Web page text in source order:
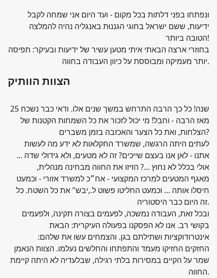
ונפתחו בפני דלתות בכל מקום - ועד היום אני שמחה לקבל
ידיעות, ששם ישראל בחוגי הגננוּת באנגליה נהיה להמלצה
הטובה ביותר!
בחוזרי ארצה הבאתי איתי מטען עשיר של ידיעות ובעיקר: תפיסה
יותר מעמיקה ומבוססת על כיוון העבודה בחווה.
הצוות הוותיק
25 שנה! כל כך הרבה התרחש במשך שנים אלו. ודאי כבר נשכח
מאז הרבה - וחבל! מי יכול לזכור את כל השמחות הקטנות של
הצלחות, ואת כל הצער והאכזבה בזמן משברים?
לעתים היתה הרגשה, שמשרד החקלאות לא ידע מה לעשות
אתנו - לאן אנו בעצם שייכים? זה לא מטעים, ולא גידולי שדה ...
אולי בכלל לא נחוץ ...? הזיזו את החווה מבחינה מנהלית,
מאגף המטעים למרכז המקצועי - אח״כ למשרד אזורי - וכמעט
חיסלו אותה ... וכמעט החליטו פשוט ל.,יבש" את כל השטח. כל
זה היום כבר היסטוריה.
ובכל זאת, העבודה נמשכה, לפעמים בצורה תקינה, ולפעמים
בקושי רב. אנו לא הפסקנו בפעולה העיקרית: הבאת
אינטרודוקציות ושתילתם בגן. והצמחים עשו את שלהם:
החזקים החזיקו מעמד והתפתחו והחלשים נעלמו. הצוות הנאמן
שמר על הקיים במסירות בלתי רגילה, שבלעדיה לא היתה קיימת
החווה.